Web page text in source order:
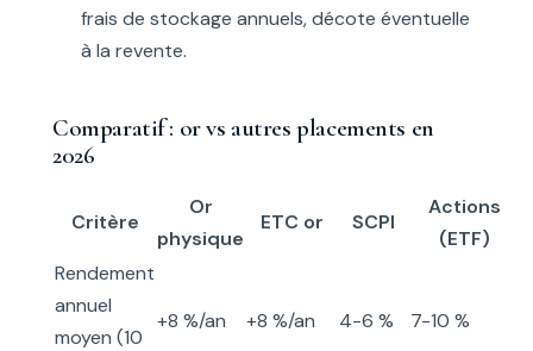
frais de stockage annuels, décote éventuelle
à la revente.
Comparatif : or vs autres placements en
2026
Critère
Or
physique
ETC or SCPI
Actions
(ETF)
Rendement
annuel
moyen (10
+8 %/an +8 %/an 4-6 % 7-10 %